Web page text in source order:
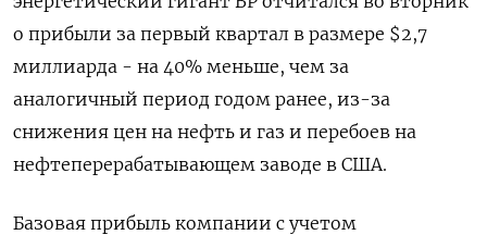
о прибыли за первый квартал в размере $2,7
миллиарда - на 40% меньше, чем за
аналогичный период годом ранее, из-за
снижения цен на нефть и газ и перебоев на
нефтеперерабатывающем заводе в США.
Базовая прибыль компании с учетом